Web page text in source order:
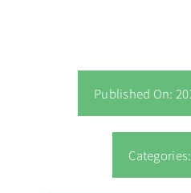
Published On:
Categories: